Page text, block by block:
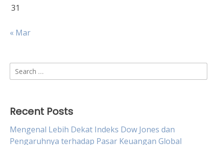
31
« Mar
Search
for:
Recent Posts
Mengenal Lebih Dekat Indeks Dow Jones dan
Pengaruhnya terhadap Pasar Keuangan Global